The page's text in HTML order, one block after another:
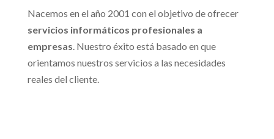
Nacemos en el año 2001 con el objetivo de ofrecer
servicios informáticos profesionales a
empresas. Nuestro éxito está basado en que
orientamos nuestros servicios a las necesidades
reales del cliente.